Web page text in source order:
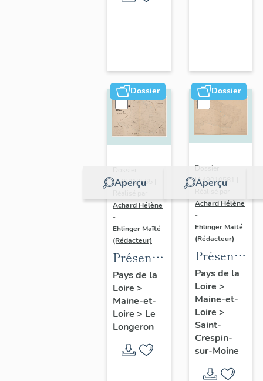
Dossier
Aperçu
IA49010565 |
Achard Hélène
-
Ehlinger Maïté
(Rédacteur)
Présentation
du
patrimoine
industriel
de la
commune
du
Pays de la
Loire >
Maine-et-
Loire > Le
Longeron
Dossier
Aperçu
Dossier
IA49010581 |
Achard Hélène
-
Ehlinger Maïté
(Rédacteur)
du
patrimoine
industriel
de la
commune
de Saint-
Crespin-
Pays de la
Loire >
Maine-et-
Loire >
Saint-
Crespin-
sur-Moine